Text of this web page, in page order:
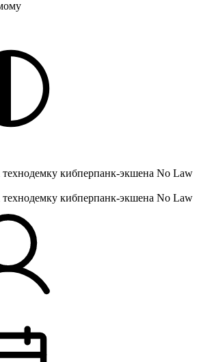
технодемку кибперпанк-экшена No Law
технодемку кибперпанк-экшена No Law